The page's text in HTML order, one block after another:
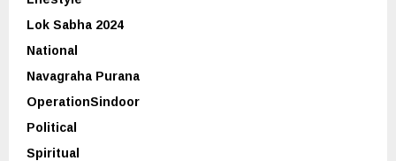
Lok Sabha 2024
National
Navagraha Purana
OperationSindoor
Political
Spiritual